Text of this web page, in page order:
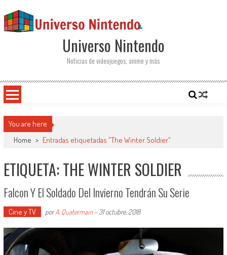
Universo Nintendo
Noticias de videojuegos, anime y más
You are here
Home > Entradas etiquetadas "The Winter Soldier"
ETIQUETA: THE WINTER SOLDIER
Falcon Y El Soldado Del Invierno Tendrán Su Serie
Cine y TV porA. Quatermain- 31 octubre, 2018